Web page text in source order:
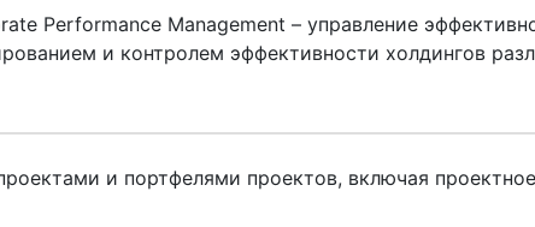
Performance Management – управление
и контролем эффективности холдингов
и портфелями проектов, включая